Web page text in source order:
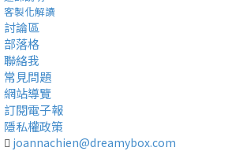
客製化解讀
討論區
部落格
聯絡我
常見問題
網站導覽
訂閱電子報
隱私權政策
joannachien@dreamybox.com